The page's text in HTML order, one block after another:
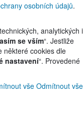
osobních údajů.
analytických i
se vším“. Jestliže
některé cookies dle
nastavení“. Provedené
vše Odmítnout vše